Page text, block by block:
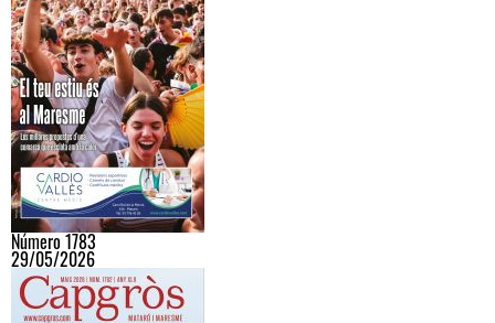
Número 1783
29/05/2026